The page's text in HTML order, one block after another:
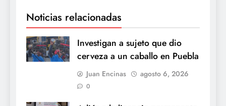
Noticias relacionadas
Investigan a sujeto que dio
cerveza a un caballo en Puebla
Juan Encinas agosto 6, 2026
0